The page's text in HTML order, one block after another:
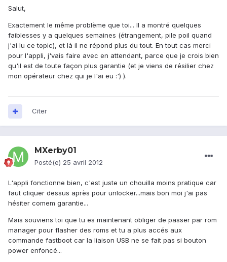
Salut,
Exactement le même problème que toi... Il a montré quelques
faiblesses y a quelques semaines (étrangement, pile poil quand
j'ai lu ce topic), et là il ne répond plus du tout. En tout cas merci
pour l'appli, j'vais faire avec en attendant, parce que je crois bien
qu'il est de toute façon plus garantie (et je viens de résilier chez
mon opérateur chez qui je l'ai eu :') ).
Citer
MXerby01
Posté(e) 25 avril 2012
L'appli fonctionne bien, c'est juste un chouilla moins pratique car
faut cliquer dessus après pour unlocker...mais bon moi j'ai pas
hésiter comem garantie...
Mais souviens toi que tu es maintenant obliger de passer par rom
manager pour flasher des roms et tu a plus accés aux
commande fastboot car la liaison USB ne se fait pas si bouton
power enfoncé...